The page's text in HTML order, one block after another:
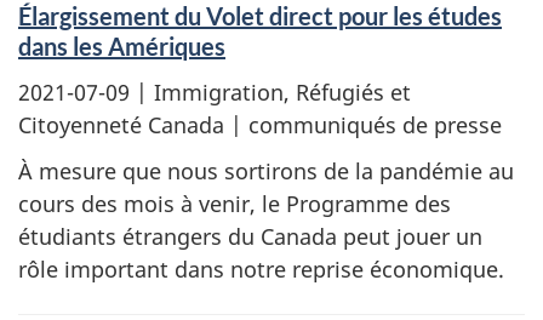
Élargissement du Volet direct pour les études
dans les Amériques
2021-07-09 | Immigration, Réfugiés et
Citoyenneté Canada | communiqués de presse
À mesure que nous sortirons de la pandémie au
cours des mois à venir, le Programme des
étudiants étrangers du Canada peut jouer un
rôle important dans notre reprise économique.